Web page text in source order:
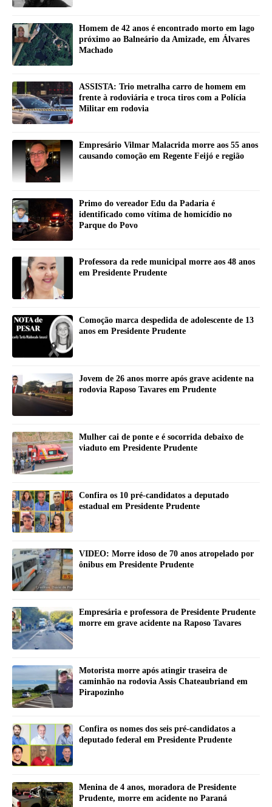
Homem de 42 anos é encontrado morto em lago
próximo ao Balneário da Amizade, em Álvares
Machado
ASSISTA: Trio metralha carro de homem em
frente à rodoviária e troca tiros com a Polícia
Militar em rodovia
Empresário Vilmar Malacrida morre aos 55 anos
causando comoção em Regente Feijó e região
Primo do vereador Edu da Padaria é
identificado como vítima de homicídio no
Parque do Povo
Professora da rede municipal morre aos 48 anos
em Presidente Prudente
Comoção marca despedida de adolescente de 13
anos em Presidente Prudente
Jovem de 26 anos morre após grave acidente na
rodovia Raposo Tavares em Prudente
Mulher cai de ponte e é socorrida debaixo de
viaduto em Presidente Prudente
Confira os 10 pré-candidatos a deputado
estadual em Presidente Prudente
VIDEO: Morre idoso de 70 anos atropelado por
ônibus em Presidente Prudente
Empresária e professora de Presidente Prudente
morre em grave acidente na Raposo Tavares
Motorista morre após atingir traseira de
caminhão na rodovia Assis Chateaubriand em
Pirapozinho
Confira os nomes dos seis pré-candidatos a
deputado federal em Presidente Prudente
Menina de 4 anos, moradora de Presidente
Prudente, morre em acidente no Paraná